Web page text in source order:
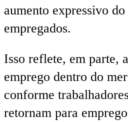
aumento expressivo
empregados.
Isso reflete, em parte,
emprego dentro do
conforme
retornam para